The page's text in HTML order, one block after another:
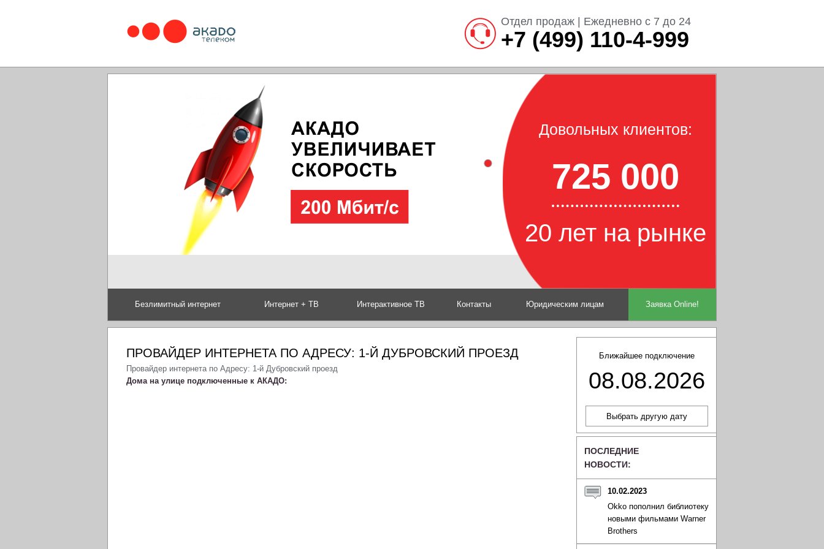
Отдел продаж | Ежедневно с 7 до 24
+7 (499) 110-4-999
Довольных клиентов:
725 000
20 лет на рынке
Безлимитный интернет Интернет + ТВ Интерактивное ТВ Контакты Юридическим лицам Заявка Online!
Ближайшее подключение
08.08.2026
ПОСЛЕДНИЕ
НОВОСТИ:
10.02.2023
Okko пополнил библиотеку
новыми фильмами Warner
Brothers
ПРОВАЙДЕР ИНТЕРНЕТА ПО АДРЕСУ: 1-Й ДУБРОВСКИЙ ПРОЕЗД
Провайдер интернета по Адресу: 1-й Дубровский проезд
Дома на улице подключенные к АКАДО: